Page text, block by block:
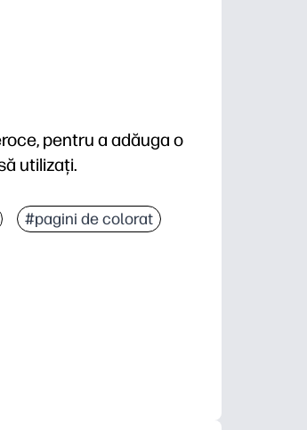
pentru a adăuga o
utilizați.
#pagini de colorat